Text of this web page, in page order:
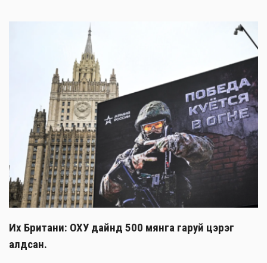
Их Британи: ОХУ дайнд 500 мянга гаруй цэрэг
алдсан.